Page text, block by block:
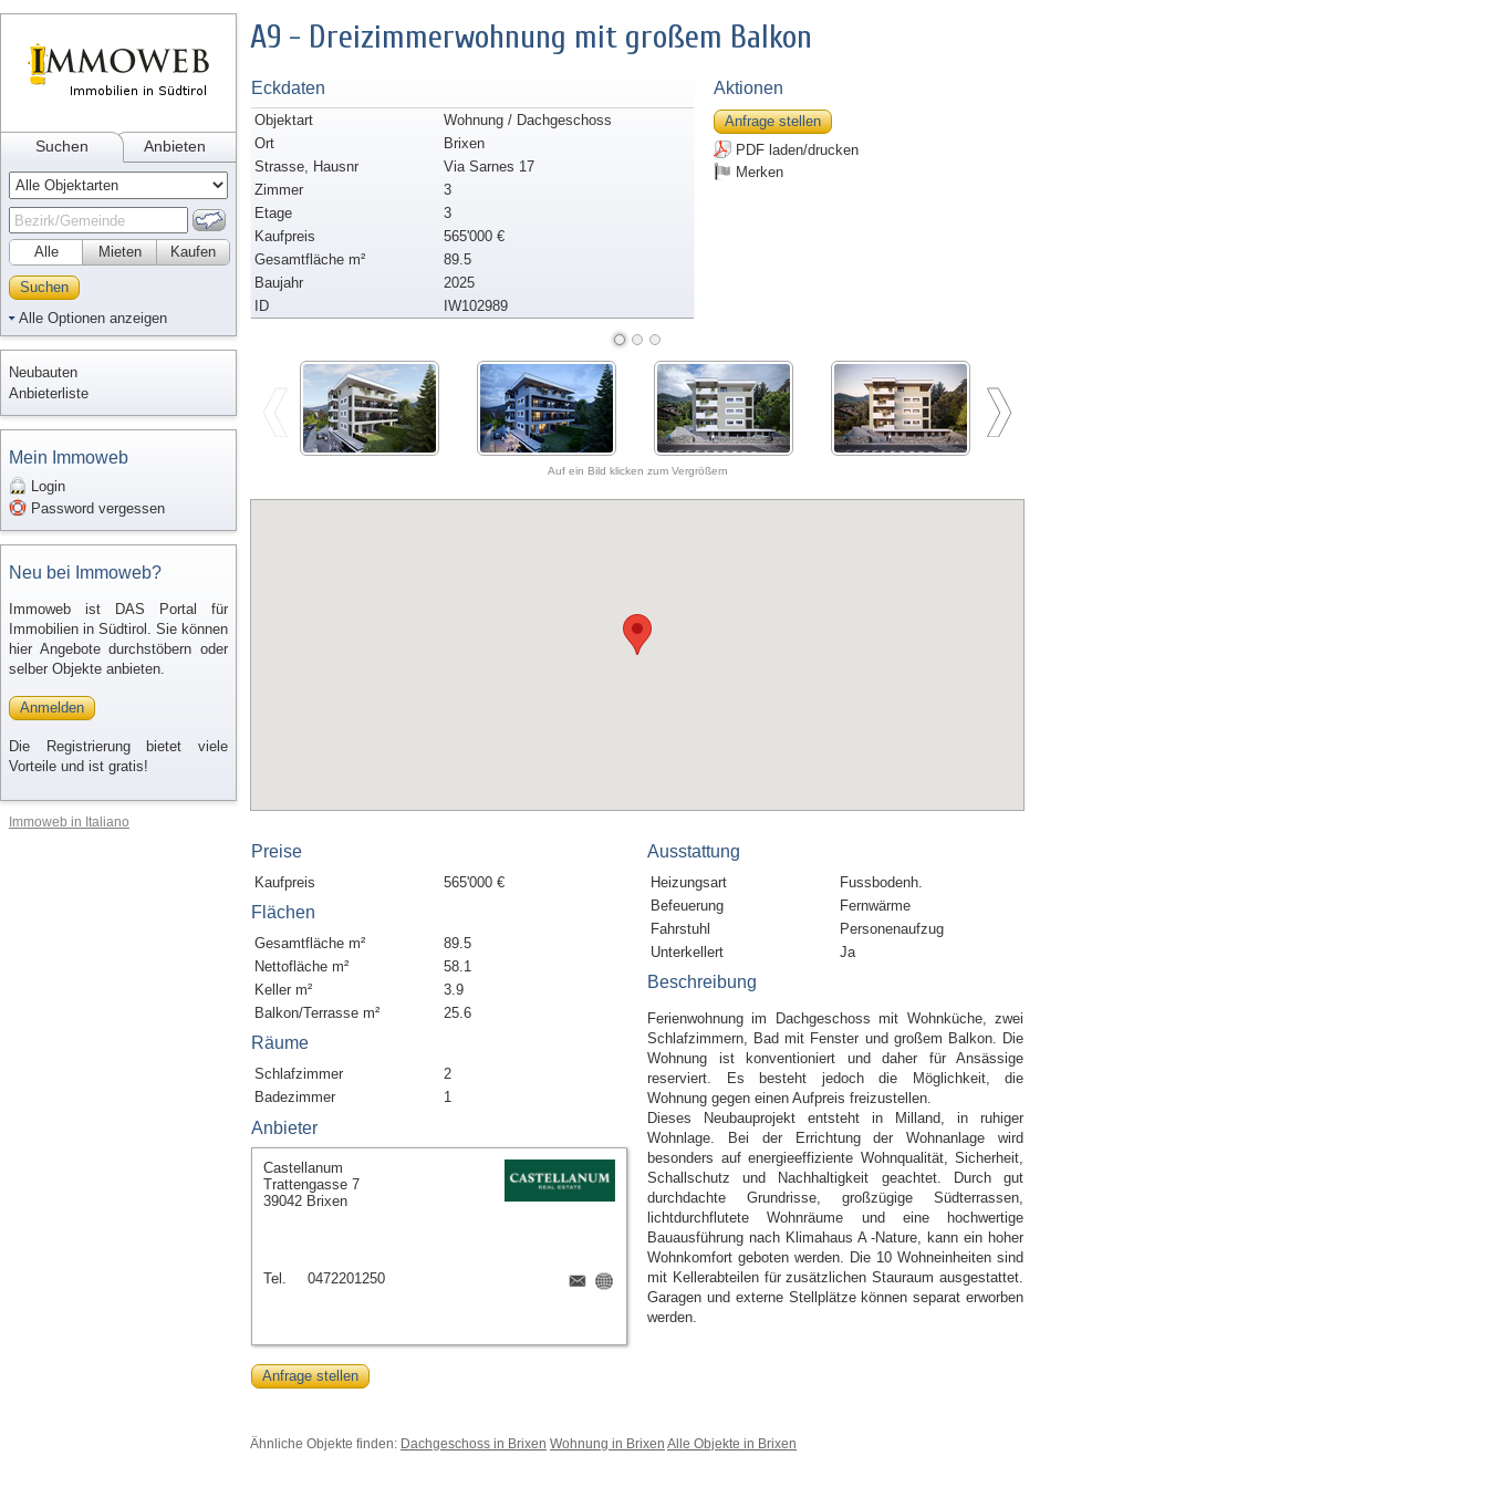
Suchen Anbieten
Alle Kaufen
Mieten
Suchen
Alle Optionen anzeigen
Neubauten
Anbieterliste
Mein Immoweb
Login
Password vergessen
Neu bei Immoweb?
Immoweb ist DAS Portal für
Immobilien in Südtirol. Sie können
hier Angebote durchstöbern oder
selber Objekte anbieten.
Anmelden
Die Registrierung bietet viele
Vorteile und ist gratis!
Immoweb in Italiano
A9 - Dreizimmerwohnung mit großem Balkon
Eckdaten
Objektart
Wohnung / Dachgeschoss
Ort
Brixen
Strasse, Hausnr
Via Sarnes 17
Zimmer
3
Etage
3
Kaufpreis
565'000 €
Gesamtfläche m²
89.5
Baujahr
2025
ID
IW102989
Aktionen
Anfrage stellen
PDF laden/drucken
Merken
Auf ein Bild klicken zum Vergrößern
Preise
Kaufpreis 565'000 €
Flächen
Gesamtfläche m²
89.5
Nettofläche m²
58.1
Keller m²
3.9
Balkon/Terrasse m²
25.6
Räume
Schlafzimmer
2
Badezimmer
1
Ausstattung
Heizungsart
Fussbodenh.
Befeuerung
Fernwärme
Fahrstuhl
Personenaufzug
Unterkellert
Ja
Beschreibung
Ferienwohnung im Dachgeschoss mit Wohnküche, zwei
Schlafzimmern, Bad mit Fenster und großem Balkon. Die
Wohnung ist konventioniert und daher für Ansässige
reserviert. Es besteht jedoch die Möglichkeit, die
Wohnung gegen einen Aufpreis freizustellen.
Dieses Neubauprojekt entsteht in Milland, in ruhiger
Wohnlage. Bei der Errichtung der Wohnanlage wird
besonders auf energieeffiziente Wohnqualität, Sicherheit,
Schallschutz und Nachhaltigkeit geachtet. Durch gut
durchdachte Grundrisse, großzügige Südterrassen,
lichtdurchflutete Wohnräume und eine hochwertige
Bauausführung nach Klimahaus A -Nature, kann ein hoher
Wohnkomfort geboten werden. Die 10 Wohneinheiten sind
mit Kellerabteilen für zusätzlichen Stauraum ausgestattet.
Garagen und externe Stellplätze können separat erworben
werden.
Anbieter
Castellanum
Trattengasse 7
39042 Brixen
Tel. 0472201250
Anfrage stellen
Ähnliche Objekte finden: Dachgeschoss in Brixen Wohnung in Brixen Alle Objekte in Brixen